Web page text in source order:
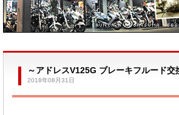
～アドレスV125G ブレーキフルード交
2018年08月31日